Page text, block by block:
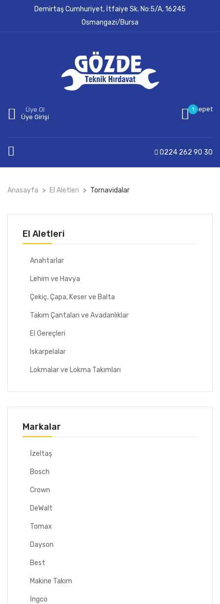
Demirtaş Cumhuriyet, İtfaiye Sk. No:5/A, 16245
Osmangazi/Bursa
Üye Ol
Üye Girişi
1 Sepet
0224 262 90 30
Anasayfa El Aletleri Tornavidalar
El Aletleri
Anahtarlar
Lehim ve Havya
Çekiç, Çapa, Keser ve Balta
Takım Çantaları ve Avadanlıklar
El Gereçleri
Iskarpelalar
Lokmalar ve Lokma Takımları
Markalar
İzeltaş
Bosch
Crown
DeWalt
Tomax
Dayson
Best
Makine Takım
İngco